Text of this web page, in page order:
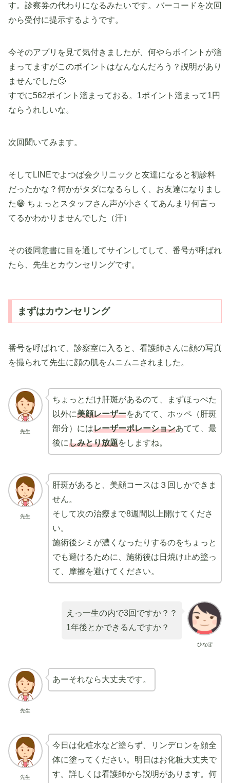
す。診察券の代わりになるみたいです。バーコードを次回
から受付に提示するようです。
今そのアプリを見て気付きましたが、何やらポイントが溜
まってますがこのポイントはなんなんだろう？説明があり
ませんでした🙄
すでに562ポイント溜まっておる。1ポイント溜まって1円
ならうれしいな。
次回聞いてみます。
そしてLINEでよつば会クリニックと友達になると初診料
だったかな？何かがタダになるらしく、お友達になりまし
た😁 ちょっとスタッフさん声が小さくてあんまり何言っ
てるかわかりませんでした（汗）
その後同意書に目を通してサインしてして、番号が呼ばれ
たら、先生とカウンセリングです。
まずはカウンセリング
番号を呼ばれて、診察室に入ると、看護師さんに顔の写真
を撮られて先生に顔の肌をムニムニされました。
先生
ちょっとだけ肝斑があるのて、まずほっぺた
以外に美顔レーザーをあてて、ホッペ（肝斑
部分）にはレーザーポレーションあてて、最
後にしみとり放題をしますね。
先生
肝斑があると、美顔コースは３回しかできま
せん。
そして次の治療まで8週間以上開けてくださ
い。
施術後シミが濃くなったりするのをちょっと
でも避けるために、施術後は日焼け止め塗っ
て、摩擦を避けてください。
ひなぼ
えっ一生の内で3回ですか？？
1年後とかできるんですか？
先生
あーそれなら大丈夫です。
先生
今日は化粧水など塗らず、リンデロンを顔全
体に塗ってください。明日はお化粧大丈夫で
す。詳しくは看護師から説明があります。何